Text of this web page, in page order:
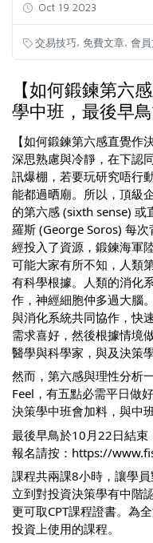
Oct 19 2023
交易技巧, 免費文章, 會
【如何鍛鍊第六
學中班，最後早
【如何鍛鍊第六感直覺作
深思熟慮與冷靜，在下認
訊爆棚，若要玩研究唔行
能都過晒廟。所以，頂級
的第六感 (sixth sense)
羅斯 (George Soros) 每
經投入了資源，鍛鍊海軍
可能大家有所不知，人類
有科學根據。人類的消化
作，神經細胞仲多過大腦
與消化系統共同協作，快
需求喜好，然後根據情境
醫學與科學家，與及決策
然而，第六感與理性分析
Feel，有五點必需平日做
決策學中班會加料，與中
最後早鳥於10月22日結束
報名請按： https://
課程共兩課8小時，讓學
立到對投資決策學有中階
更可取CPT課程證書。為
投資上使用的課程。